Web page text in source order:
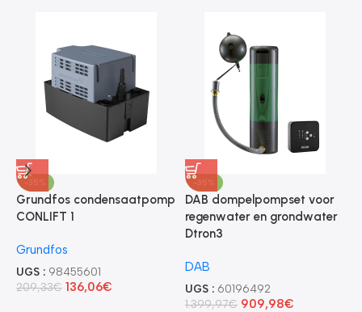
-35%
Grundfos condensaatpomp
CONLIFT 1
Grundfos
UGS : 98455601
209,33€ 136,06€
-35%
DAB dompelpompset voor
regenwater en grondwater
Dtron3
DAB
UGS : 60196492
1.399,97€ 909,98€